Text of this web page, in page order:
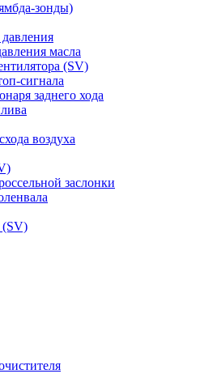
зонды)
масла
(SV)
сигнала
заднего хода
воздуха
заслонки
(SV)